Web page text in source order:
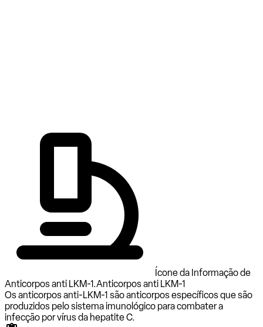
Ícone da Informação de
Anticorpos anti LKM-1.Anticorpos anti LKM-1
Os anticorpos anti-LKM-1 são anticorpos específicos que são
produzidos pelo sistema imunológico para combater a
infecção por vírus da hepatite C.